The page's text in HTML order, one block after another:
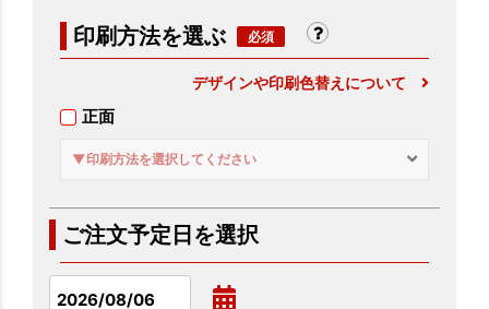
印刷方法を選ぶ
デザインや印刷色替えについて
正面
▼印刷方法を選択してください
ご注文予定日を選択